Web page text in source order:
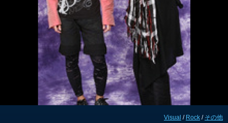
Visual / Rock / その他